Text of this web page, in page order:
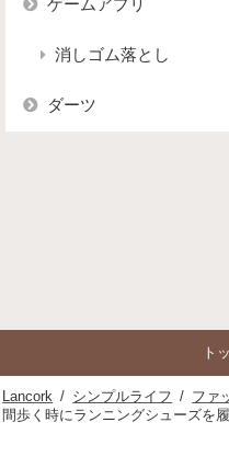
ゲームアプリ
消しゴム落とし
ダーツ
ト
Lancork / シンプルライフ / ファ
間歩く時にランニングシューズを